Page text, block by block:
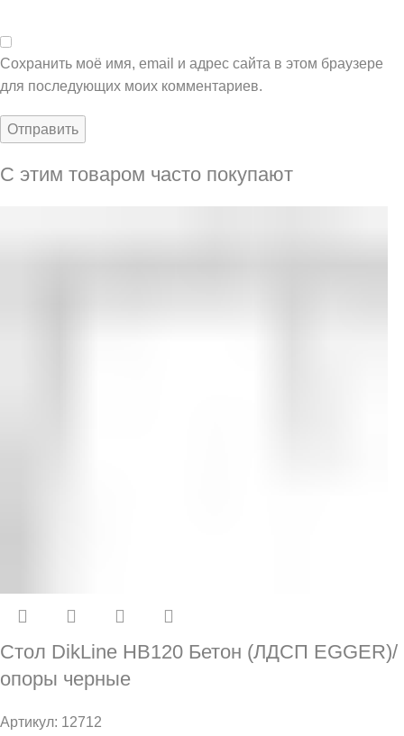
Сохранить моё имя, email и адрес сайта в этом браузере
для последующих моих комментариев.
С этим товаром часто покупают
Стол DikLine HB120 Бетон (ЛДСП EGGER)/
опоры черные
Артикул: 12712